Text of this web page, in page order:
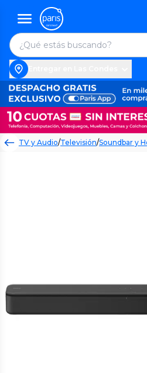
TV y Audio/Televisión/Soundbar y